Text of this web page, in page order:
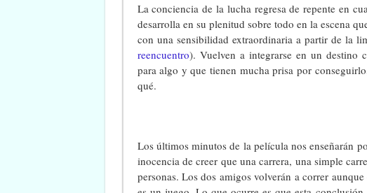
La conciencia de la lucha regresa de repente en
desarrolla en su plenitud sobre todo en la escena
con una sensibilidad extraordinaria a partir de la
reencuentro). Vuelven a integrarse en un destino
para algo y que tienen mucha prisa por
qué.
Los últimos minutos de la película nos enseñarán
inocencia de creer que una carrera, una simple
personas. Los dos amigos volverán a correr